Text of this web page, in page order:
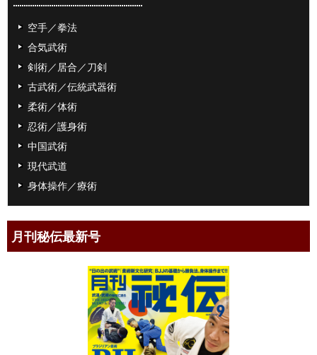
空手／拳法
合気武術
剣術／居合／刀剣
古武術／伝統武器術
柔術／体術
忍術／護身術
中国武術
現代武道
身体操作／療術
月刊秘伝最新号